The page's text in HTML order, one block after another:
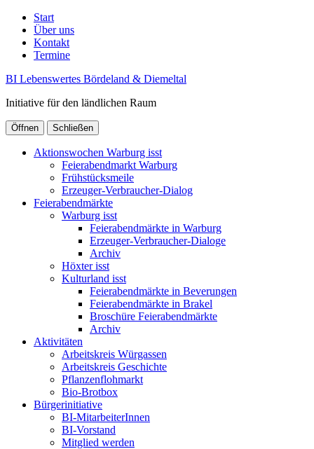
Start
Über uns
Kontakt
Termine
BI Lebenswertes Bördeland & Diemeltal
Initiative für den ländlichen Raum
Öffnen Schließen
Aktionswochen Warburg isst
Feierabendmarkt Warburg
Frühstücksmeile
Erzeuger-Verbraucher-Dialog
Feierabendmärkte
Warburg isst
Feierabendmärkte in Warburg
Erzeuger-Verbraucher-Dialoge
Archiv
Höxter isst
Kulturland isst
Feierabendmärkte in Beverungen
Feierabendmärkte in Brakel
Broschüre Feierabendmärkte
Archiv
Aktivitäten
Arbeitskreis Würgassen
Arbeitskreis Geschichte
Pflanzenflohmarkt
Bio-Brotbox
Bürgerinitiative
BI-MitarbeiterInnen
BI-Vorstand
Mitglied werden